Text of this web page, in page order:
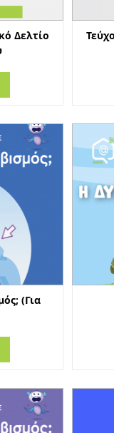
Δελτίο
(Για